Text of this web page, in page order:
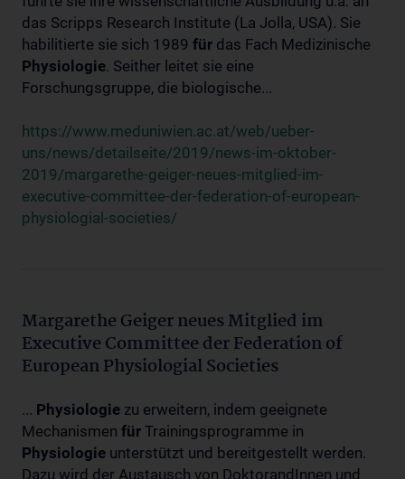
das Scripps Research Institute (La Jolla, USA). Sie
habilitierte sie sich 1989 für das Fach Medizinische
Physiologie. Seither leitet sie eine
Forschungsgruppe, die biologische...
https://www.meduniwien.ac.at/web/ueber-
uns/news/detailseite/2019/news-im-oktober-
2019/margarethe-geiger-neues-mitglied-im-
executive-committee-der-federation-of-european-
physiologial-societies/
Margarethe Geiger neues Mitglied im
Executive Committee der Federation of
European Physiologial Societies
... Physiologie zu erweitern, indem geeignete
Mechanismen für Trainingsprogramme in
Physiologie unterstützt und bereitgestellt werden.
Dazu wird der Austausch von DoktorandInnen und